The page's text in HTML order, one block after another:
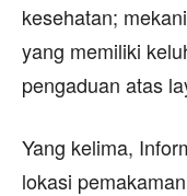
kesehatan;
yang memiliki
pengaduan atas
Yang kelima,
lokasi